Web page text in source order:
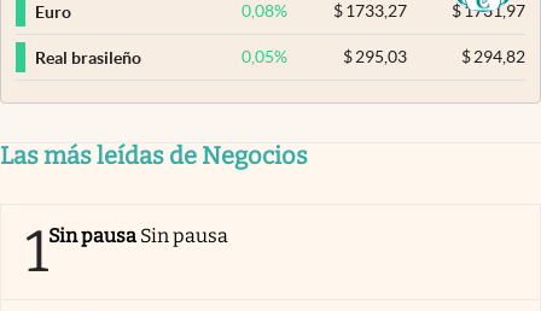
Euro 0,08% $ 1733,27 $1731,97
Real brasileño 0,05% $295,03 $294,82
Las más leídas de Negocios
1Sin pausa Sin pausa